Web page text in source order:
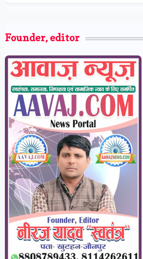
Founder, editor